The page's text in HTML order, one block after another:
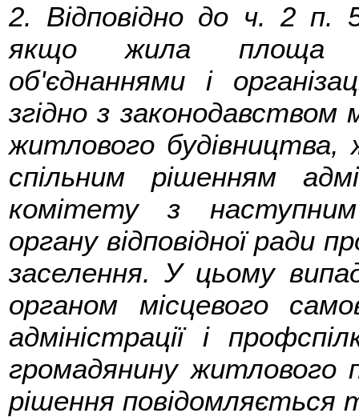
2. Відповідно до ч. 2 п.
якщо жила площа
об'єднаннями і
згідно з
житлового будівництва,
спільним рішенням
комітету з наступним
органу відповідної ради
заселення. У цьому
органом місцевого
адміністрації і
громадянину житлового
рішення повідомляється